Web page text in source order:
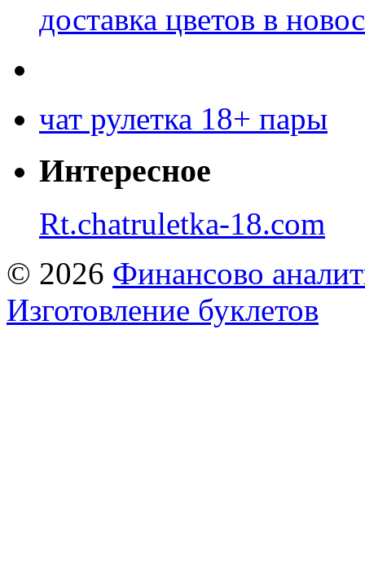
доставка цветов в
чат рулетка 18+ пары
Интересное
Rt.chatruletka-18.com
© 2026 Финансово
Изготовление буклетов